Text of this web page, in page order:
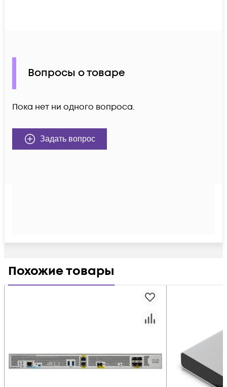
Вопросы о товаре
Пока нет ни одного вопроса.
Задать вопрос
Похожие товары